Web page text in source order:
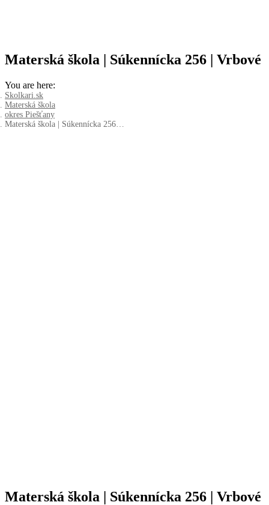
Materská škola | Súkennícka 256 | Vrbové
You are here:
Skolkari.sk
Materská škola
okres Piešťany
Materská škola | Súkennícka 256…
Materská škola | Súkennícka 256 | Vrbové